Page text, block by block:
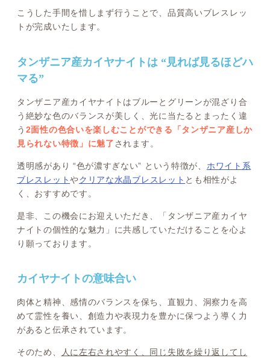
こうした手間を惜しまず行うことで、品質高いブレスレッ
トが完成いたします。
タンザニア産カイヤナイトは “見れば見るほどハ
マる”
タンザニア産カイヤナイトはブルーとグリーンが混ざり合
う絶妙な色のバランスが美しく、光に当たるとまったく違
う 2面性の色合いを楽しむことができる「タンザニア産しか
見られない特徴」に魅了 されます。
透明感があり “色が濃すぎない” という特徴が、 ホワイト系
ブレスレットやクリアな水晶ブレスレット とも相性がよ
く、おすすめです。
是非、この機会にお迎えいただき、「タンザニア産カイヤ
ナイトの個性的な魅力」に共感していただけることを心よ
り願っております。
カイヤナイトの意味合い
肉体と精神、感情のバランスを保ち、直観力、洞察力を高
めて霊性を養い、創造力や表現力を豊かに保つよう導く力
があると伝承されています。
そのため、
人に左右されやすく、同じ失敗を繰り返してし